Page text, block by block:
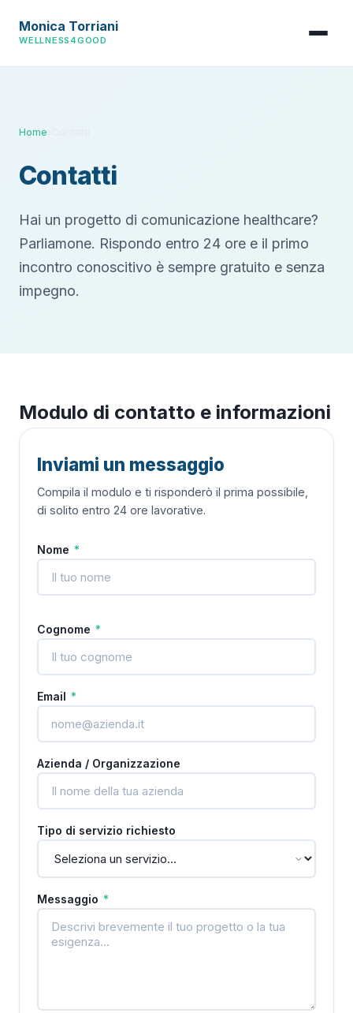
Monica Torriani
WELLNESS4GOOD
Home
Contatti
Hai un progetto di comunicazione healthcare?
Parliamone. Rispondo entro 24 ore e il primo
incontro conoscitivo è sempre gratuito e senza
impegno.
Modulo di contatto e informazioni
Inviami un messaggio
Compila il modulo e ti risponderò il prima possibile,
di solito entro 24 ore lavorative.
Nome *
Cognome *
Email *
Azienda / Organizzazione
Tipo di servizio richiesto
Messaggio *